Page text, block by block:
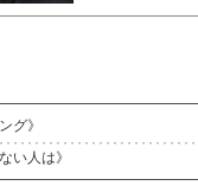
グ》
い人は》